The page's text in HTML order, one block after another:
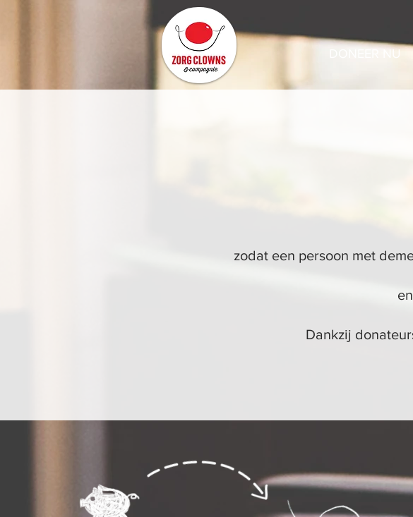
DONEER NU
zodat een persoon met
Dankzij